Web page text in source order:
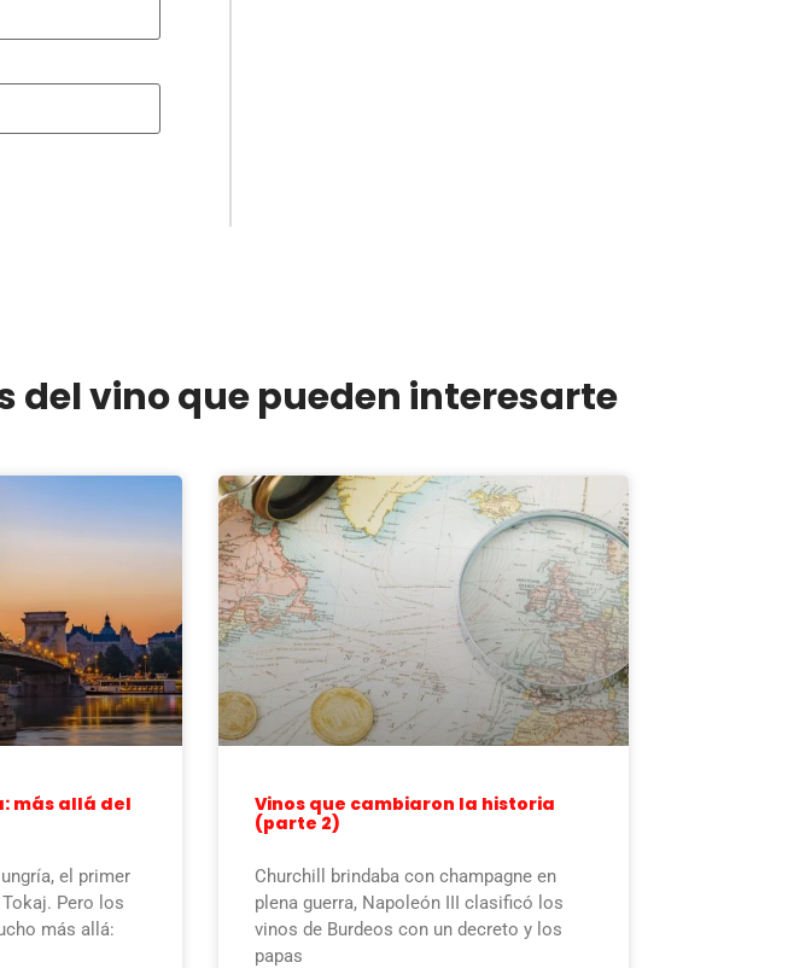
vino que pueden interesarte
más allá del
el primer
Pero los
más allá:
Vinos que cambiaron la historia
(parte 2)
Churchill brindaba con champagne en
plena guerra, Napoleón III clasificó los
vinos de Burdeos con un decreto y los
papas